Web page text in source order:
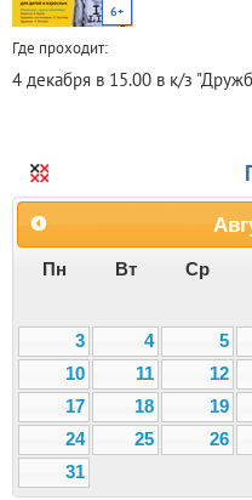
6+
Где проходит:
4 декабря в 15.00 в к/з
Пн Вт Ср
3
4 5
10
11 12
17
18 19
24
25 26
31